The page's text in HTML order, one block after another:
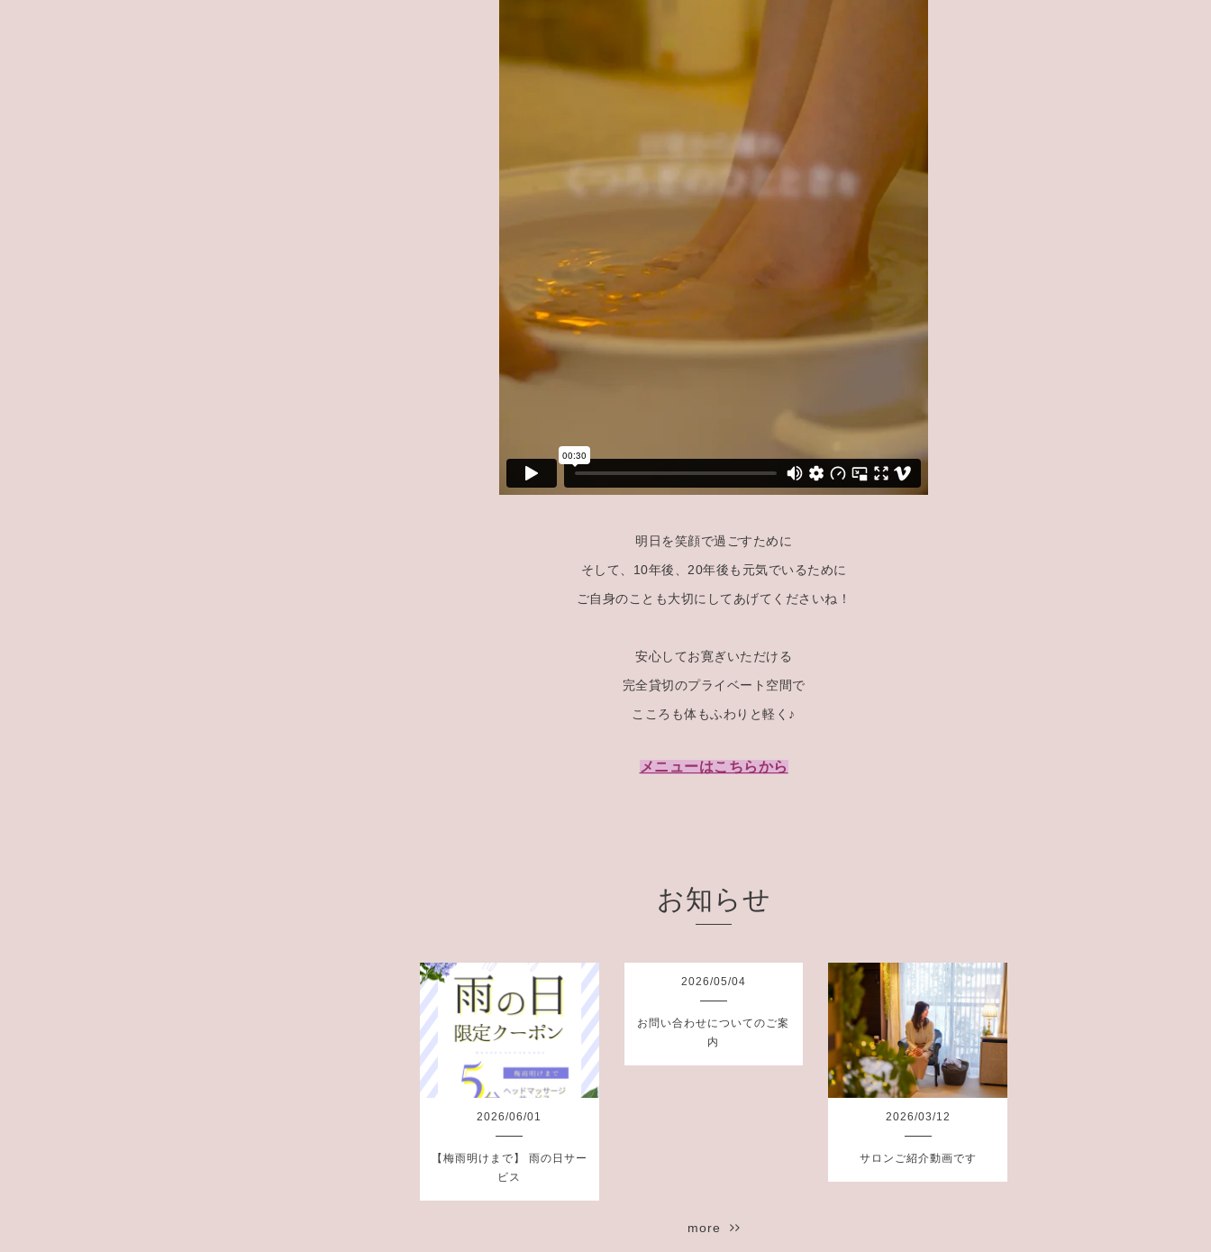
明日を笑顔で過ごすために
そして、10年後、20年後も元気でいるために
ご自身のことも大切にしてあげてくださいね！
安心してお寛ぎいただける
完全貸切のプライベート空間で
こころも体もふわりと軽く♪
メニューはこちらから
お知らせ
2026/06/01
【梅雨明けまで】 雨の日サー
ビス
2026/05/04
お問い合わせについてのご案
内
2026/03/12
サロンご紹介動画です
more